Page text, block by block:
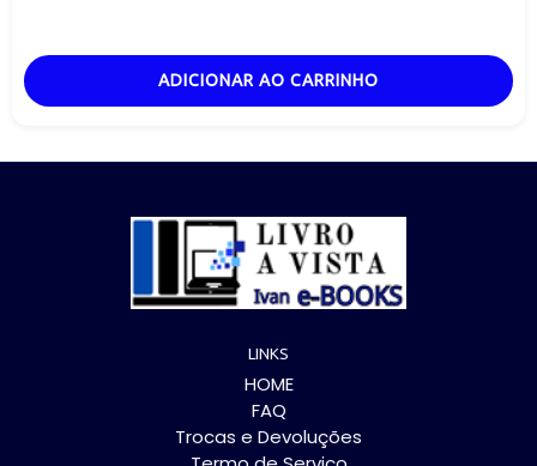
ADICIONAR AO CARRINHO
LINKS
HOME
FAQ
Trocas e Devoluções